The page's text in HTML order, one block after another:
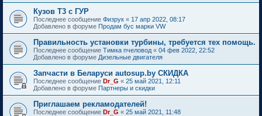
Кузов Т3 с ГУР
Последнее сообщение Физрук « 17 апр 2022, 08:17
Добавлено в форуме Продам бус марки VW
Правильность установки турбины, требуется тех помощь.
Последнее сообщение Тимка пчеловод « 04 фев 2022, 22:52
Добавлено в форуме Дизельные двигателя
Запчасти в Беларуси autosup.by СКИДКА
Последнее сообщение Dr_G « 25 май 2021, 12:11
Добавлено в форуме Партнеры и скидки
Приглашаем рекламодателей!
Последнее сообщение Dr_G « 25 май 2021, 11:48